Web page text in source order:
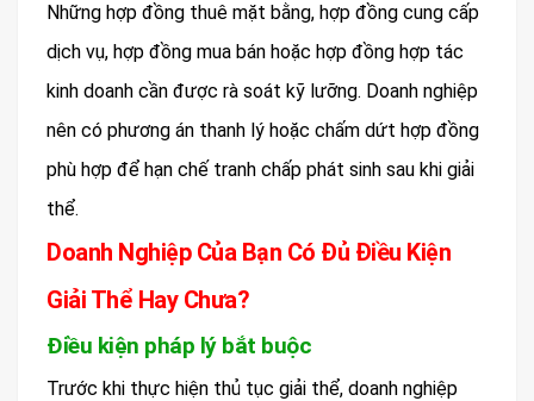
Những hợp đồng thuê mặt bằng, hợp đồng cung cấp
dịch vụ, hợp đồng mua bán hoặc hợp đồng hợp tác
kinh doanh cần được rà soát kỹ lưỡng. Doanh nghiệp
nên có phương án thanh lý hoặc chấm dứt hợp đồng
phù hợp để hạn chế tranh chấp phát sinh sau khi giải
thể.
Doanh Nghiệp Của Bạn Có Đủ Điều Kiện
Giải Thể Hay Chưa?
Điều kiện pháp lý bắt buộc
Trước khi thực hiện thủ tục giải thể, doanh nghiệp